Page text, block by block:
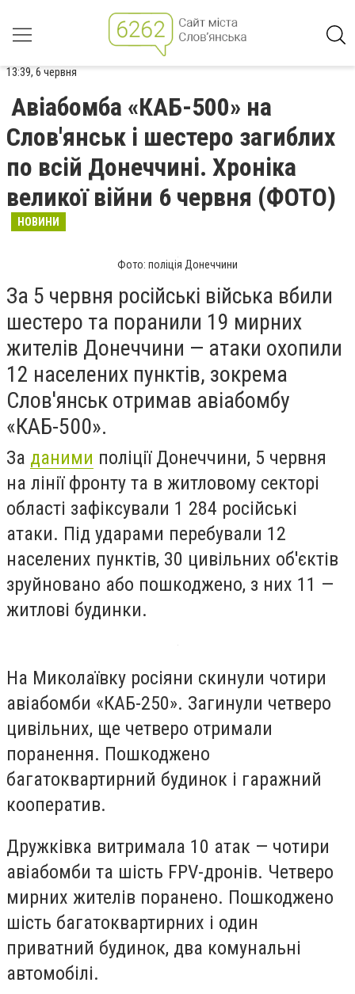
13:39, 6 червня
Авіабомба «КАБ-500» на
Слов'янськ і шестеро загиблих
по всій Донеччині. Хроніка
великої війни 6 червня (ФОТО)
НОВИНИ
Фото: поліція Донеччини
За 5 червня російські війська вбили
шестеро та поранили 19 мирних
жителів Донеччини — атаки охопили
12 населених пунктів, зокрема
Слов'янськ отримав авіабомбу
«КАБ-500».
За даними поліції Донеччини, 5 червня
на лінії фронту та в житловому секторі
області зафіксували 1 284 російські
атаки. Під ударами перебували 12
населених пунктів, 30 цивільних об'єктів
зруйновано або пошкоджено, з них 11 —
житлові будинки.
На Миколаївку росіяни скинули чотири
авіабомби «КАБ-250». Загинули четверо
цивільних, ще четверо отримали
поранення. Пошкоджено
багатоквартирний будинок і гаражний
кооператив.
Дружківка витримала 10 атак — чотири
авіабомби та шість FPV-дронів. Четверо
мирних жителів поранено. Пошкоджено
шість багатоквартирних і один
приватний будинок, два комунальні
автомобілі.